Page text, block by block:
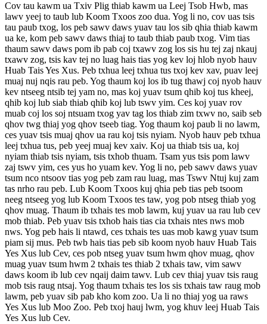
Cov tau kawm ua Txiv Plig thiab kawm ua Leej Tsob Hwb, mas
lawv yeej to taub lub Koom Txoos zoo dua. Yog li no, cov uas tsis
tau paub txog, los peb sawv daws yuav tau los sib qhia thiab kawm
ua ke, kom peb sawv daws thiaj to taub thiab paub txog. Vim tias
thaum sawv daws pom ib pab coj txawv zog los sis hu tej zaj nkauj
txawv zog, tsis kav tej no luag hais tias yog kev loj hlob nyob hauv
Huab Tais Yes Xus. Peb txhua leej txhua tus txoj kev xav, puav leej
muaj nuj nqis rau peb. Yog thaum koj los ib tug thawj coj nyob hauv
kev ntseeg ntsib tej yam no, mas koj yuav tsum qhib koj tus kheej,
qhib koj lub siab thiab qhib koj lub tswv yim. Ces koj yuav rov
muab coj los soj ntsuam txog yav tag los thiab zim txwv no, saib seb
qhov twg thiaj yog qhov tseeb tiag. Yog thaum koj paub li no lawm,
ces yuav tsis muaj qhov ua rau koj tsis nyiam. Nyob hauv peb txhua
leej txhua tus, peb yeej muaj kev xaiv. Koj ua thiab tsis ua, koj
nyiam thiab tsis nyiam, tsis txhob thuam. Tsam yus tsis pom lawv
zaj tswv yim, ces yus ho yuam kev. Yog li no, peb sawv daws yuav
tsum nco ntsoov tias yog peb zam rau luag, mas Tswv Ntuj kuj zam
tas nrho rau peb. Lub Koom Txoos kuj qhia peb tias peb tsoom
neeg ntseeg yog lub Koom Txoos tes taw, yog pob ntseg thiab yog
qhov muag. Thaum ib txhais tes mob lawm, kuj yuav ua rau lub cev
mob thiab. Peb yuav tsis txhob hais tias cia txhais ntes nws mob
nws. Yog peb hais li ntawd, ces txhais tes uas mob kawg yuav tsum
piam sij mus. Peb twb hais tias peb sib koom nyob hauv Huab Tais
Yes Xus lub Cev, ces pob ntseg yuav tsum hwm qhov muag, qhov
muag yuav tsum hwm 2 txhais tes thiab 2 txhais taw, vim sawv
daws koom ib lub cev nqaij daim tawv. Lub cev thiaj yuav tsis raug
mob tsis raug ntsaj. Yog thaum txhais tes los sis txhais taw raug mob
lawm, peb yuav sib pab kho kom zoo. Ua li no thiaj yog ua raws
Yes Xus lub Moo Zoo. Peb txoj hauj lwm, yog khuv leej Huab Tais
Yes Xus lub Cev.